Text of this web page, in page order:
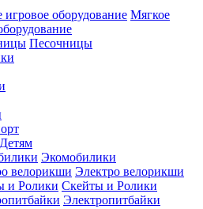
Мягкое
Песочницы
Детям
Экомобилики
Электро велорикши
Скейты и Ролики
Электропитбайки